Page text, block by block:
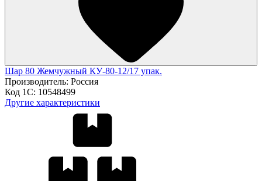
Шар 80 Жемчужный КУ-80-12/17 упак.
Производитель: Россия
Код 1С: 10548499
Другие характеристики